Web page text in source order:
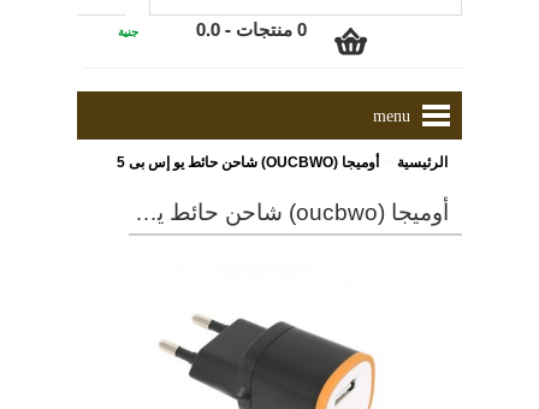
0 منتجات - 0.0 جنية
menu
الرئيسية » أوميجا (OUCBWO) شاحن حائط يو إس بى 5 فولت, 1.5 أمبير ذو لون أسود/ أبيض/ برتقالى [42892]
أوميجا (oucbwo) شاحن حائط يو إس بى 5 فولت, 1.5 أمبير ذو لون أسود/ أبيض/ برتقالى [42892]